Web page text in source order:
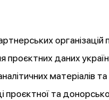
організацій
проєктних даних
матеріалів та
та